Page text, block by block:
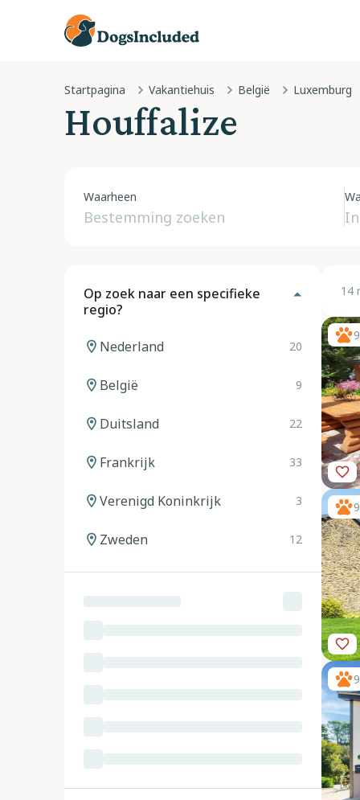
Startpagina Vakantiehuis België Luxemburg
Houffalize
Waarheen
Op zoek naar een specifieke
regio?
Nederland 20
België 9
Duitsland 22
Frankrijk 33
Verenigd Koninkrijk 3
Zweden 12
Noorwegen 12
14